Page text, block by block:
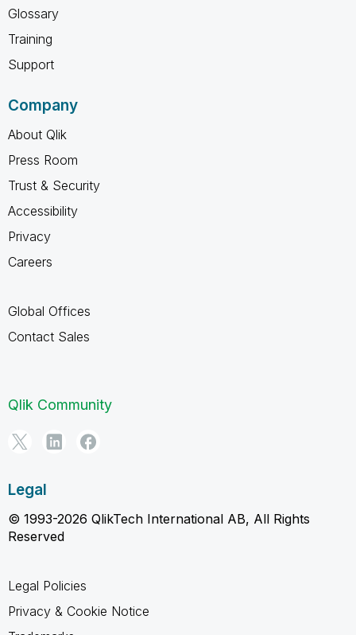
Glossary
Training
Support
Company
About Qlik
Press Room
Trust & Security
Accessibility
Privacy
Careers
Global Offices
Contact Sales
Qlik Community
Legal
© 1993-2026 QlikTech International AB, All Rights
Reserved
Legal Policies
Privacy & Cookie Notice